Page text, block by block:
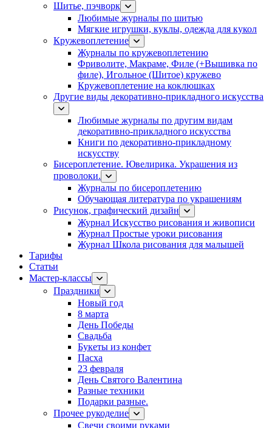
Шитье, пэчворк
Любимые журналы по шитью
Мягкие игрушки, куклы, одежда для кукол
Кружевоплетение
Журналы по кружевоплетению
Фриволите, Макраме, Филе (+Вышивка по
филе), Игольное (Шитое) кружево
Кружевоплетение на коклюшках
Другие виды декоративно-прикладного искусства
Любимые журналы по другим видам
декоративно-прикладного искусства
Книги по декоративно-прикладному
искусству
Бисероплетение. Ювелирика. Украшения из
проволоки.
Журналы по бисероплетению
Обучающая литература по украшениям
Рисунок, графический дизайн
Журнал Искусство рисования и живописи
Журнал Простые уроки рисования
Журнал Школа рисования для малышей
Тарифы
Статьи
Мастер-классы
Праздники
Новый год
8 марта
День Победы
Свадьба
Букеты из конфет
Пасха
23 февраля
День Святого Валентина
Разные техники
Подарки разные.
Прочее рукоделие
Свечи своими руками